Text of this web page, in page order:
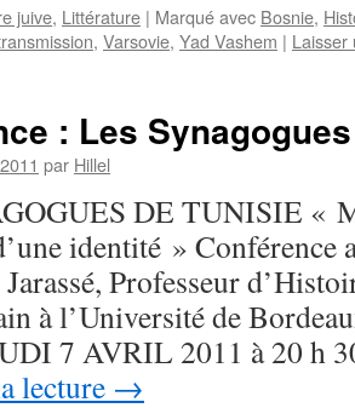
juive, Littérature | Marqué avec Bosnie,
, Varsovie, Yad Vashem | Laisser
: Les
par Hillel
DE TUNISIE «
identité » Conférence
Professeur
à l’Université de
7 AVRIL 2011 à 20 h
lecture →